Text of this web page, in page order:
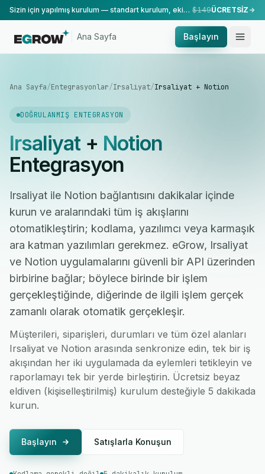
Sizin için yapılmış kurulum — standart kurulum, ekibimiz tarafından yapılır. $149ÜCRETSİZ
Ana Sayfa Başlayın
Ana Sayfa/Entegrasyonlar/Irsaliyat/Irsaliyat + Notion
DOĞRULANMIŞ ENTEGRASYON
Irsaliyat+ Notion
Entegrasyon
Irsaliyat ile Notion bağlantısını dakikalar içinde
kurun ve aralarındaki tüm iş akışlarını
otomatikleştirin; kodlama, yazılımcı veya karmaşık
ara katman yazılımları gerekmez. eGrow, Irsaliyat
ve Notion uygulamalarını güvenli bir API üzerinden
birbirine bağlar; böylece birinde bir işlem
gerçekleştiğinde, diğerinde de ilgili işlem gerçek
zamanlı olarak otomatik gerçekleşir.
Müşterileri, siparişleri, durumları ve tüm özel alanları
Irsaliyat ve Notion arasında senkronize edin, tek bir iş
akışından her iki uygulamada da eylemleri tetikleyin ve
raporlamayı tek bir yerde birleştirin. Ücretsiz beyaz
eldiven (kişiselleştirilmiş) kurulum desteğiyle 5 dakikada
kurun.
Başlayın Satışlarla Konuşun